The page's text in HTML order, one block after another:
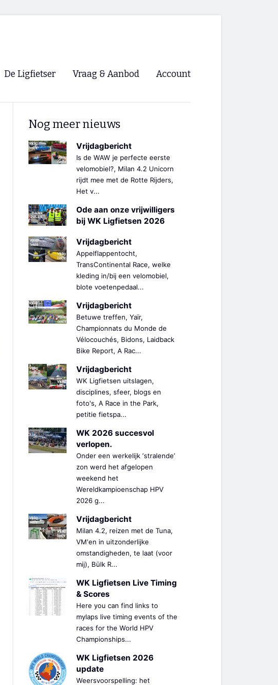
De Ligfietser
NVHPV
Fietsverenigingen
Forum ligfietsers.nl 🡺
Vraag & Aanbod Account
Nog meer nieuws
Vrijdagbericht
Is de WAW je perfecte eerste
velomobiel?, Milan 4.2 Unicorn
rijdt mee met de Rotte Rijders,
Het v...
Ode aan onze vrijwilligers
bij WK Ligfietsen 2026
Vrijdagbericht
Appelflappentocht,
TransContinental Race, welke
kleding in/bij een velomobiel,
blote voetenpedaal...
Vrijdagbericht
Betuwe treffen, Yaïr,
Championnats du Monde de
Vélocouchés, Bidons, Laidback
Bike Report, A Rac...
Vrijdagbericht
WK Ligfietsen uitslagen,
disciplines, sfeer, blogs en
foto's, A Race in the Park,
petitie fietspa...
WK 2026 succesvol
verlopen.
Onder een werkelijk ‘stralende’
zon werd het afgelopen
weekend het
Wereldkampioenschap HPV
2026 g...
Vrijdagbericht
Milan 4.2, reizen met de Tuna,
VM'en in uitzonderlijke
omstandigheden, te laat (voor
mij), Bülk R...
WK Ligfietsen Live Timing
& Scores
Here you can find links to
mylaps live timing events of the
races for the World HPV
Championships...
WK Ligfietsen 2026
update
Weersvoorspelling: het